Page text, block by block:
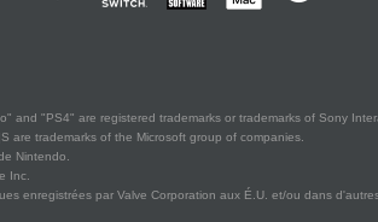
"PS4" are registered trademarks or trademarks of Sony
are trademarks of the Microsoft group of companies.
Nintendo.
Inc.
enregistrées par Valve Corporation aux É.U. et/ou dans